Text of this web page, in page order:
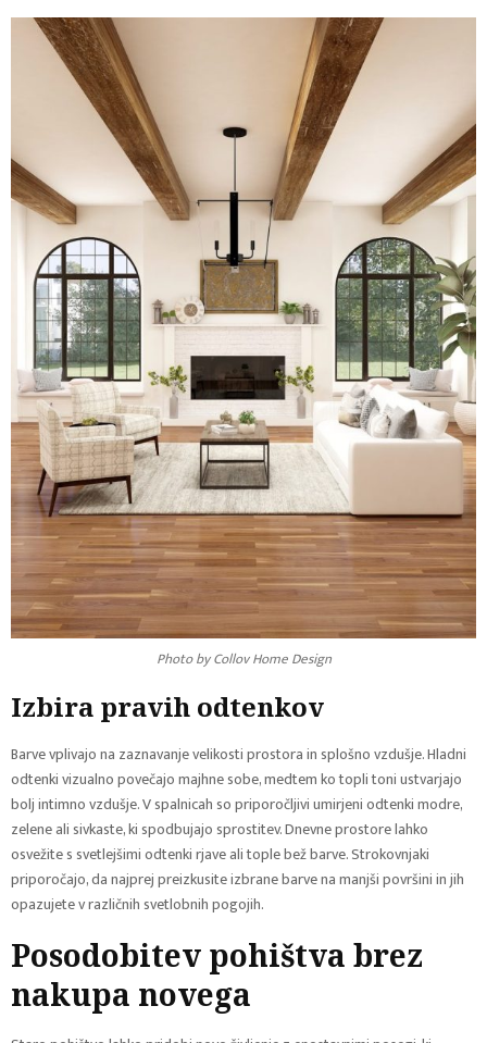
Photo by Collov Home Design
Izbira pravih odtenkov
Barve vplivajo na zaznavanje velikosti prostora in splošno vzdušje. Hladni
odtenki vizualno povečajo majhne sobe, medtem ko topli toni ustvarjajo
bolj intimno vzdušje. V spalnicah so priporočljivi umirjeni odtenki modre,
zelene ali sivkaste, ki spodbujajo sprostitev. Dnevne prostore lahko
osvežite s svetlejšimi odtenki rjave ali tople bež barve. Strokovnjaki
priporočajo, da najprej preizkusite izbrane barve na manjši površini in jih
opazujete v različnih svetlobnih pogojih.
Posodobitev pohištva brez
nakupa novega